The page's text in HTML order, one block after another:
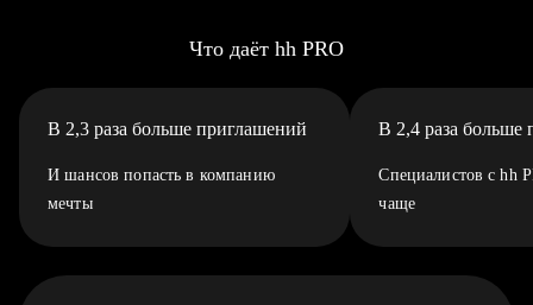
Что даёт hh PRO
В 2,3 раза больше приглашений
И шансов попасть в компанию
мечты
В 2,4 раза больше
Специалистов с hh
чаще